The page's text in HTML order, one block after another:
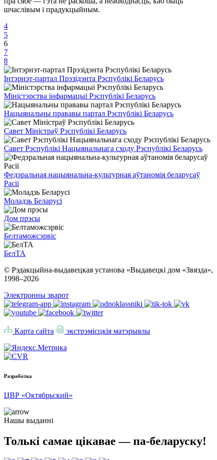
шчаслівым і прадукцыйным.
4
5
6
7
8
Інтэрнэт-партал Прэзідэнта Рэспублікі Беларусь
Міністэрства інфармацыі Рэспублікі Беларусь
Нацыянальны прававы партал Рэспублікі Беларусь
Савет Міністраў Рэспублікі Беларусь
Савет Рэспублікі Нацыянальнага сходу Рэспублікі Беларусь
Федэральная нацыянальна-культурная аўтаномія беларусаў
Расіі
Моладзь Беларусі
Дом прэсы
Белтаможсэрвіс
БелТА
© Рэдакцыйна-выдавецкая установа «Выдавецкі дом «Звязда»,
1998–2026
Электронны зварот
Карта сайта экстрэмісцкія матэрыялы
Разработка
ЦВР «Октябрьский»
Нашы выданні
Толькі самае цікавае — па-беларуску!